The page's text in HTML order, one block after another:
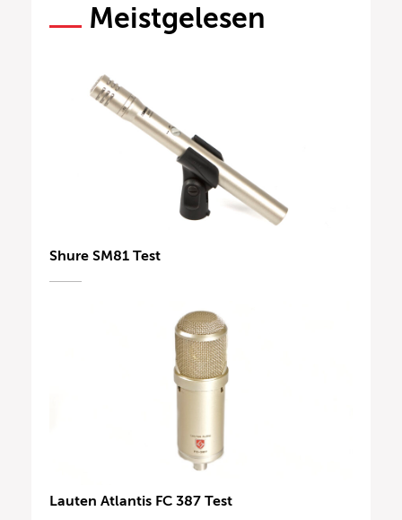
Meistgelesen
Shure SM81 Test
Lauten Atlantis FC 387 Test